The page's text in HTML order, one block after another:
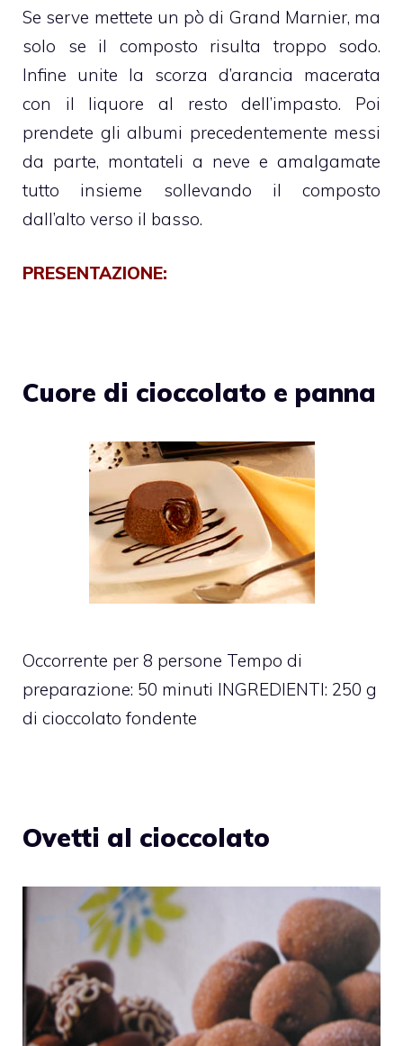
Se serve mettete un pò di Grand Marnier, ma
solo se il composto risulta troppo sodo.
Infine unite la scorza d’arancia macerata
con il liquore al resto dell’impasto. Poi
prendete gli albumi precedentemente messi
da parte, montateli a neve e amalgamate
tutto insieme sollevando il composto
dall’alto verso il basso.
PRESENTAZIONE:
Cuore di cioccolato e panna
Occorrente per 8 persone Tempo di
preparazione: 50 minuti INGREDIENTI: 250 g
di cioccolato fondente
Ovetti al cioccolato